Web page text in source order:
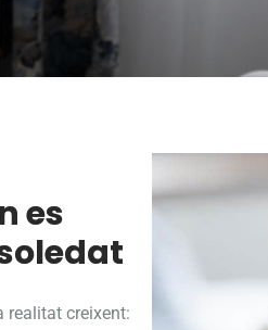
es
realitat creixent: